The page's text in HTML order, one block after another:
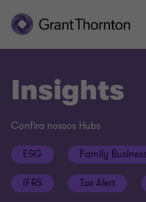
Insights
Confira nossos Hubs
ESG Family
IFRS Tax Alert